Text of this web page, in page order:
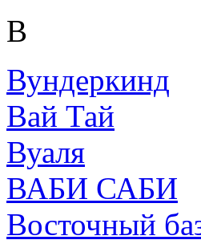
В
Вундеркинд
Вай Тай
Вуаля
ВАБИ САБИ
Восточный